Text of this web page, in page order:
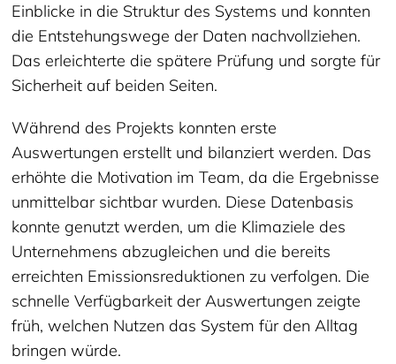
Einblicke in die Struktur des Systems und konnten
die Entstehungswege der Daten nachvollziehen.
Das erleichterte die spätere Prüfung und sorgte für
Sicherheit auf beiden Seiten.
Während des Projekts konnten erste
Auswertungen erstellt und bilanziert werden. Das
erhöhte die Motivation im Team, da die Ergebnisse
unmittelbar sichtbar wurden. Diese Datenbasis
konnte genutzt werden, um die Klimaziele des
Unternehmens abzugleichen und die bereits
erreichten Emissionsreduktionen zu verfolgen. Die
schnelle Verfügbarkeit der Auswertungen zeigte
früh, welchen Nutzen das System für den Alltag
bringen würde.